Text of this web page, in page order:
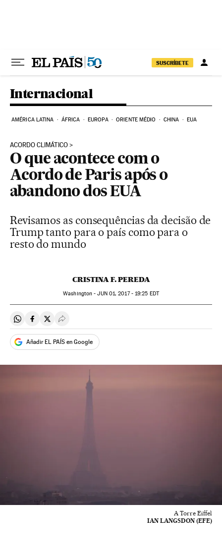
SUSCRÍBETE
Internacional
AMÉRICA LATINA ÁFRICA EUROPA ORIENTE MÉDIO CHINA EUA
ACORDO CLIMÁTICO
O que acontece com o
Acordo de Paris após o
abandono dos EUA
Revisamos as consequências da decisão de
Trump tanto para o país como para o
resto do mundo
CRISTINA F. PEREDA
Washington -JUN01, 2017 - 19:25 EDT
Compartir en Whatsapp
Compartir en Facebook
Compartir en Twitter
Desplegar Redes Sociales
Añadir EL PAÍS en Google
A Torre Eiffel
IAN LANGSDON (EFE)